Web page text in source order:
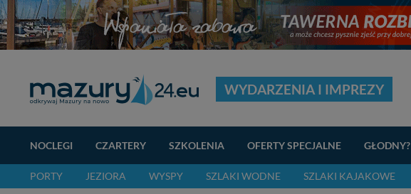
WYDARZENIA I IMPREZY
NOCLEGI CZARTERY SZKOLENIA OFERTY SPECJALNE GŁODNY?
PORTY JEZIORA WYSPY SZLAKI WODNE SZLAKI KAJAKOWE